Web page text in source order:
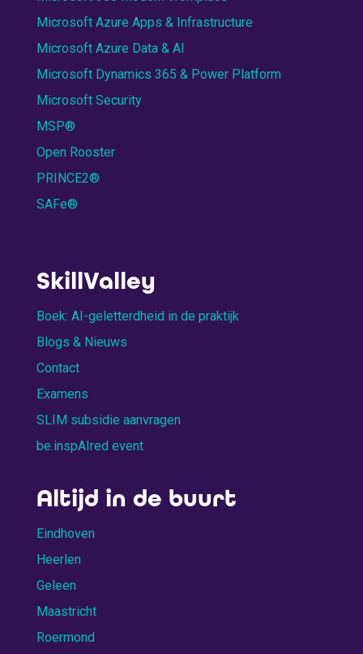
Microsoft Azure Apps & Infrastructure
Microsoft Azure Data & AI
Microsoft Dynamics 365 & Power Platform
Microsoft Security
MSP®
Open Rooster
PRINCE2®
SAFe®
SkillValley
Boek: AI-geletterdheid in de praktijk
Blogs & Nieuws
Contact
Examens
SLIM subsidie aanvragen
be.inspAIred event
Altijd in de buurt
Eindhoven
Heerlen
Geleen
Maastricht
Roermond